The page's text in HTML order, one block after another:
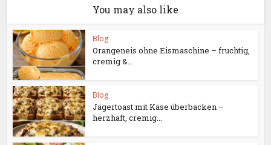
You may also like
Blog
Orangeneis ohne Eismaschine – fruchtig,
cremig &...
Blog
Jägertoast mit Käse überbacken –
herzhaft, cremig...